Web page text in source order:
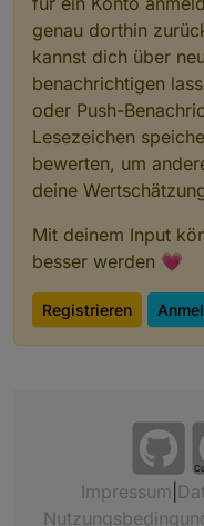
genau dorthin
kannst dich über
benachrichtigen
oder Push-
Lesezeichen
bewerten, um
deine
Mit deinem Input
besser werden 💗
Registrieren
Impressum